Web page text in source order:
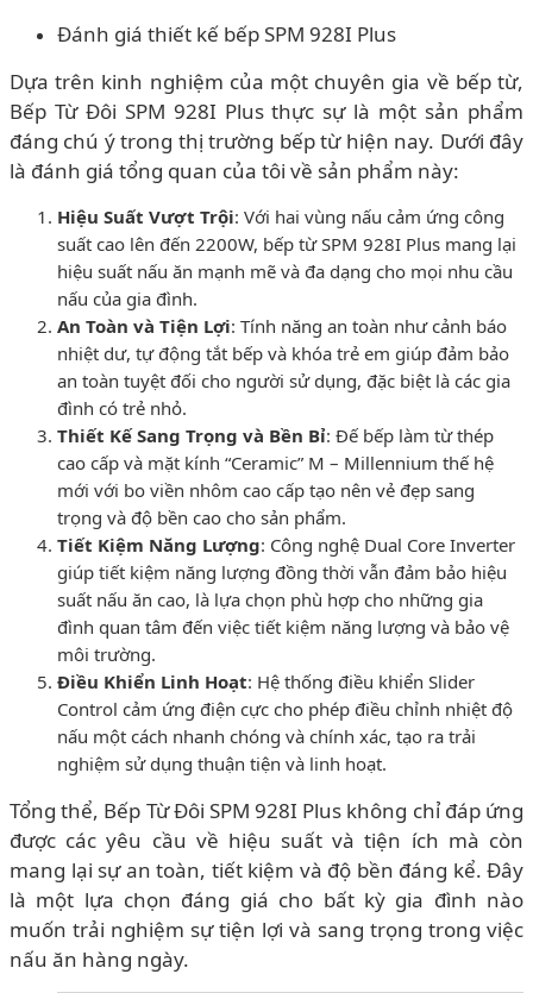
Đánh giá thiết kế bếp SPM 928I Plus
Dựa trên kinh nghiệm của một chuyên gia về bếp từ,
Bếp Từ Đôi SPM 928I Plus thực sự là một sản phẩm
đáng chú ý trong thị trường bếp từ hiện nay. Dưới đây
là đánh giá tổng quan của tôi về sản phẩm này:
Hiệu Suất Vượt Trội: Với hai vùng nấu cảm ứng công
suất cao lên đến 2200W, bếp từ SPM 928I Plus mang lại
hiệu suất nấu ăn mạnh mẽ và đa dạng cho mọi nhu cầu
nấu của gia đình.
An Toàn và Tiện Lợi: Tính năng an toàn như cảnh báo
nhiệt dư, tự động tắt bếp và khóa trẻ em giúp đảm bảo
an toàn tuyệt đối cho người sử dụng, đặc biệt là các gia
đình có trẻ nhỏ.
Thiết Kế Sang Trọng và Bền Bỉ: Đế bếp làm từ thép
cao cấp và mặt kính “Ceramic” M – Millennium thế hệ
mới với bo viền nhôm cao cấp tạo nên vẻ đẹp sang
trọng và độ bền cao cho sản phẩm.
Tiết Kiệm Năng Lượng: Công nghệ Dual Core Inverter
giúp tiết kiệm năng lượng đồng thời vẫn đảm bảo hiệu
suất nấu ăn cao, là lựa chọn phù hợp cho những gia
đình quan tâm đến việc tiết kiệm năng lượng và bảo vệ
môi trường.
Điều Khiển Linh Hoạt: Hệ thống điều khiển Slider
Control cảm ứng điện cực cho phép điều chỉnh nhiệt độ
nấu một cách nhanh chóng và chính xác, tạo ra trải
nghiệm sử dụng thuận tiện và linh hoạt.
Tổng thể, Bếp Từ Đôi SPM 928I Plus không chỉ đáp ứng
được các yêu cầu về hiệu suất và tiện ích mà còn
mang lại sự an toàn, tiết kiệm và độ bền đáng kể. Đây
là một lựa chọn đáng giá cho bất kỳ gia đình nào
muốn trải nghiệm sự tiện lợi và sang trọng trong việc
nấu ăn hàng ngày.